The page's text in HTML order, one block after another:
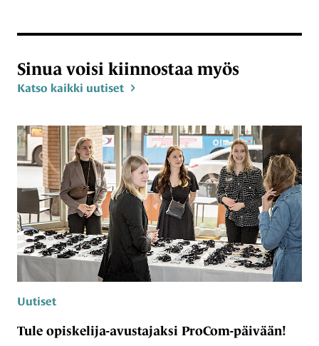
Sinua voisi kiinnostaa myös
Katso kaikki uutiset
Uutiset
Tule opiskelija-avustajaksi ProCom-päivään!